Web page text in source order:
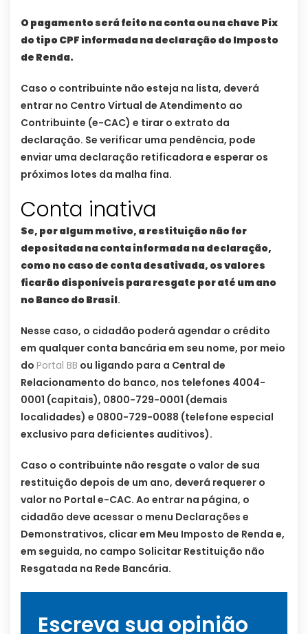
O pagamento será feito na conta ou na chave Pix
do tipo CPF informada na declaração do Imposto
de Renda.
Caso o contribuinte não esteja na lista, deverá
entrar no Centro Virtual de Atendimento ao
Contribuinte (e-CAC) e tirar o extrato da
declaração. Se verificar uma pendência, pode
enviar uma declaração retificadora e esperar os
próximos lotes da malha fina.
Conta inativa
Se, por algum motivo, a restituição não for
depositada na conta informada na declaração,
como no caso de conta desativada, os valores
ficarão disponíveis para resgate por até um ano
no Banco do Brasil.
Nesse caso, o cidadão poderá agendar o crédito
em qualquer conta bancária em seu nome, por meio
do Portal BB ou ligando para a Central de
Relacionamento do banco, nos telefones 4004-
0001 (capitais), 0800-729-0001 (demais
localidades) e 0800-729-0088 (telefone especial
exclusivo para deficientes auditivos).
Caso o contribuinte não resgate o valor de sua
restituição depois de um ano, deverá requerer o
valor no Portal e-CAC. Ao entrar na página, o
cidadão deve acessar o menu Declarações e
Demonstrativos, clicar em Meu Imposto de Renda e,
em seguida, no campo Solicitar Restituição não
Resgatada na Rede Bancária.
Escreva sua opinião